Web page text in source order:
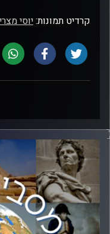
קרדיט תמונות:יוסי מצרי